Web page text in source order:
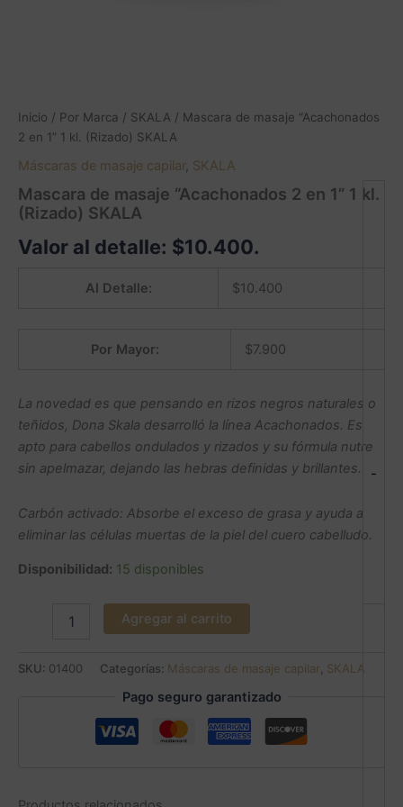
Inicio / Por Marca / SKALA / Mascara de masaje “Acachonados
2 en 1” 1 kl. (Rizado) SKALA
Máscaras de masaje capilar, SKALA
Mascara de masaje “Acachonados 2 en 1” 1 kl.
(Rizado) SKALA
Valor al detalle: $10.400.
Al Detalle: $10.400
Por Mayor: $7.900
La novedad es que pensando en rizos negros naturales o
teñidos, Dona Skala desarrolló la línea Acachonados. Es
apto para cabellos ondulados y rizados y su fórmula nutre
sin apelmazar, dejando las hebras definidas y brillantes.
Carbón activado: Absorbe el exceso de grasa y ayuda a
eliminar las células muertas de la piel del cuero cabelludo.
Disponibilidad: 15 disponibles
-
Agregar al carrito
SKU: 01400 Categorías: Máscaras de masaje capilar SKALA
Pago seguro garantizado